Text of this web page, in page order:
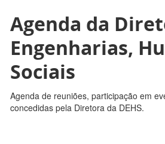
Agenda da
Engenharias,
Sociais
Agenda de reuniões, participação em
concedidas pela Diretora da DEHS.